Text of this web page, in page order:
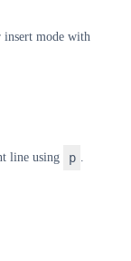
insert mode with
line using p